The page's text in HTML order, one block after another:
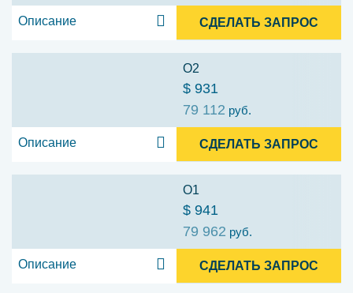
Описание СДЕЛАТЬ ЗАПРОС
O2
$ 931
79 112 руб.
Описание СДЕЛАТЬ ЗАПРОС
O1
$ 941
79 962 руб.
Описание СДЕЛАТЬ ЗАПРОС